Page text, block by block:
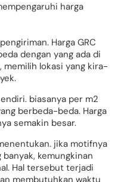
harga
Harga GRC
dengan yang ada di
memilih lokasi yang kira-
biasanya per m2
berbeda-beda. Harga
semakin besar.
jika motifnya
kemungkinan
Hal tersebut terjadi
membutuhkan waktu